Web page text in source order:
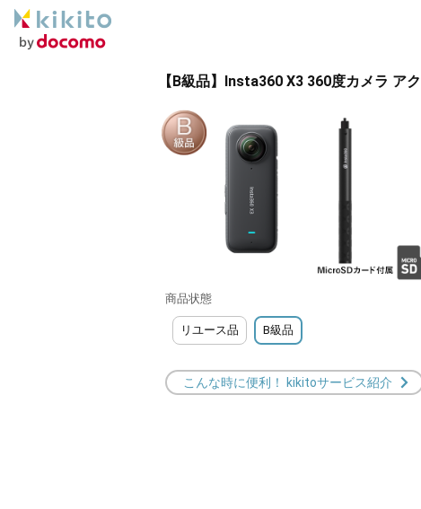
【B級品】Insta360 X3 360度カメラ ア
商品状態
リユース品 B級品
こんな時に便利！ kikitoサービス紹介